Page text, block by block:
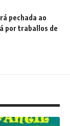
pechada ao
por traballos de